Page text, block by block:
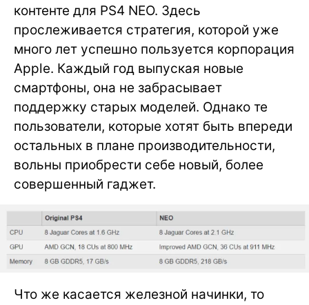
контенте для PS4 NEO. Здесь
прослеживается стратегия, которой уже
много лет успешно пользуется корпорация
Apple. Каждый год выпуская новые
смартфоны, она не забрасывает
поддержку старых моделей. Однако те
пользователи, которые хотят быть впереди
остальных в плане производительности,
вольны приобрести себе новый, более
совершенный гаджет.
Что же касается железной начинки, то